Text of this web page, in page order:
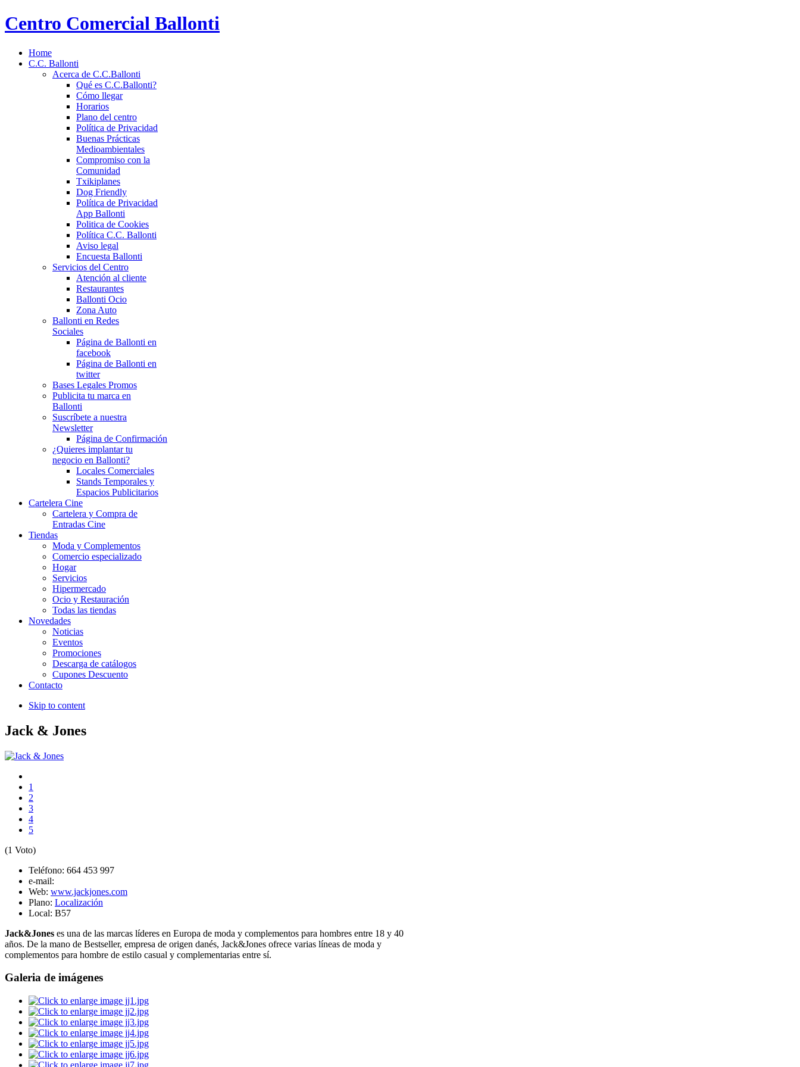
Centro Comercial Ballonti
Home
C.C. Ballonti
Acerca de C.C.Ballonti
Qué es C.C.Ballonti?
Cómo llegar
Horarios
Plano del centro
Política de Privacidad
Buenas Prácticas
Medioambientales
Compromiso con la
Comunidad
Txikiplanes
Dog Friendly
Política de Privacidad
App Ballonti
Politica de Cookies
Política C.C. Ballonti
Aviso legal
Encuesta Ballonti
Servicios del Centro
Atención al cliente
Restaurantes
Ballonti Ocio
Zona Auto
Ballonti en Redes
Sociales
Página de Ballonti en
facebook
Página de Ballonti en
twitter
Bases Legales Promos
Publicita tu marca en
Ballonti
Suscríbete a nuestra
Newsletter
Página de Confirmación
¿Quieres implantar tu
negocio en Ballonti?
Locales Comerciales
Stands Temporales y
Espacios Publicitarios
Cartelera Cine
Cartelera y Compra de
Entradas Cine
Tiendas
Moda y Complementos
Comercio especializado
Hogar
Servicios
Hipermercado
Ocio y Restauración
Todas las tiendas
Novedades
Noticias
Eventos
Promociones
Descarga de catálogos
Cupones Descuento
Contacto
Skip to content
Jack & Jones
1
2
3
4
5
(1 Voto)
Teléfono: 664 453 997
e-mail:
Web: www.jackjones.com
Plano: Localización
Local: B57
Jack&Jones es una de las marcas líderes en Europa de moda y complementos para hombres entre 18 y 40
años. De la mano de Bestseller, empresa de origen danés, Jack&Jones ofrece varias líneas de moda y
complementos para hombre de estilo casual y complementarias entre sí.
Galeria de imágenes